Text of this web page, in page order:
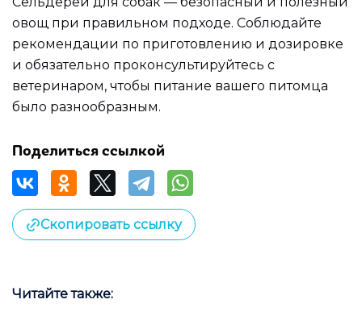
овощ при правильном подходе. Соблюдайте
рекомендации по приготовлению и дозировке
и обязательно проконсультируйтесь с
ветеринаром, чтобы питание вашего питомца
было разнообразным.
Поделиться ссылкой
Скопировать ссылку
Читайте также: